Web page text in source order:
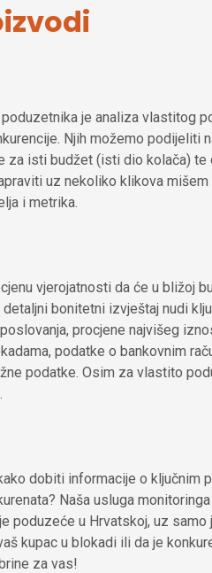
je analiza vlastitog
Njih možemo podijeliti
za isti budžet (isti dio kolača) te
uz nekoliko klikova
i metrika.
vjerojatnosti da će u bližoj
bonitetni izvještaj nudi
procjene najvišeg
podatke o bankovnim
podatke. Osim za vlastito
dobiti informacije o ključnim
Naša usluga
poduzeće u Hrvatskoj, uz samo
kupac u blokadi ili da je
za vas!